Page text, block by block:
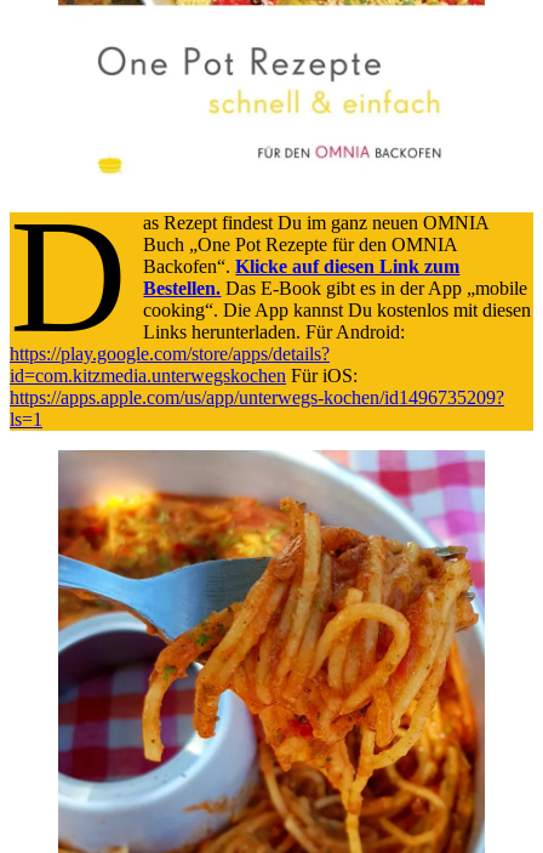
D
as Rezept findest Du im ganz neuen OMNIA
Buch „One Pot Rezepte für den OMNIA
Backofen“.Klicke auf diesen Link zum
Bestellen. Das E-Book gibt es in der App „mobile
cooking“. Die App kannst Du kostenlos mit diesen
Links herunterladen. Für Android:
https://play.google.com/store/apps/details?
id=com.kitzmedia.unterwegskochen Für iOS:
https://apps.apple.com/us/app/unterwegs-kochen/id1496735209?
ls=1